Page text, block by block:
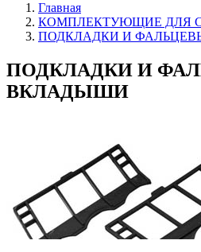
Главная
КОМПЛЕКТУЮЩИЕ ДЛЯ
ПОДКЛАДКИ И
ПОДКЛАДКИ И
ВКЛАДЫШИ